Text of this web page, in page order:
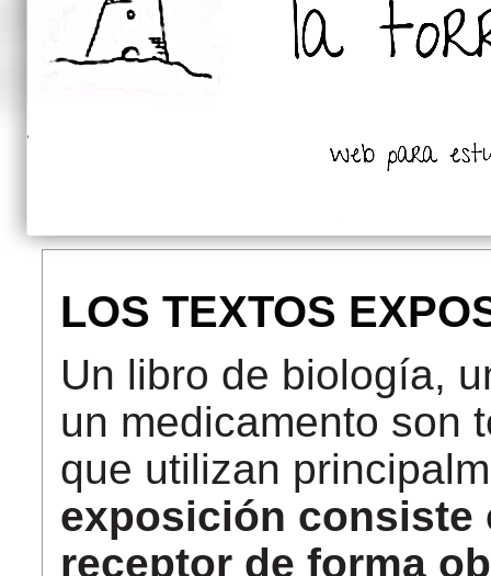
LOS TEXTOS
Un libro de biología,
un medicamento son
que utilizan
exposición consiste
receptor de forma